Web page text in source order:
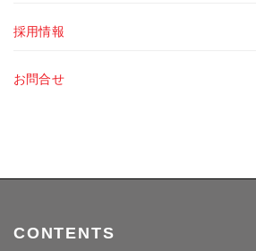
採用情報
お問合せ
CONTENTS